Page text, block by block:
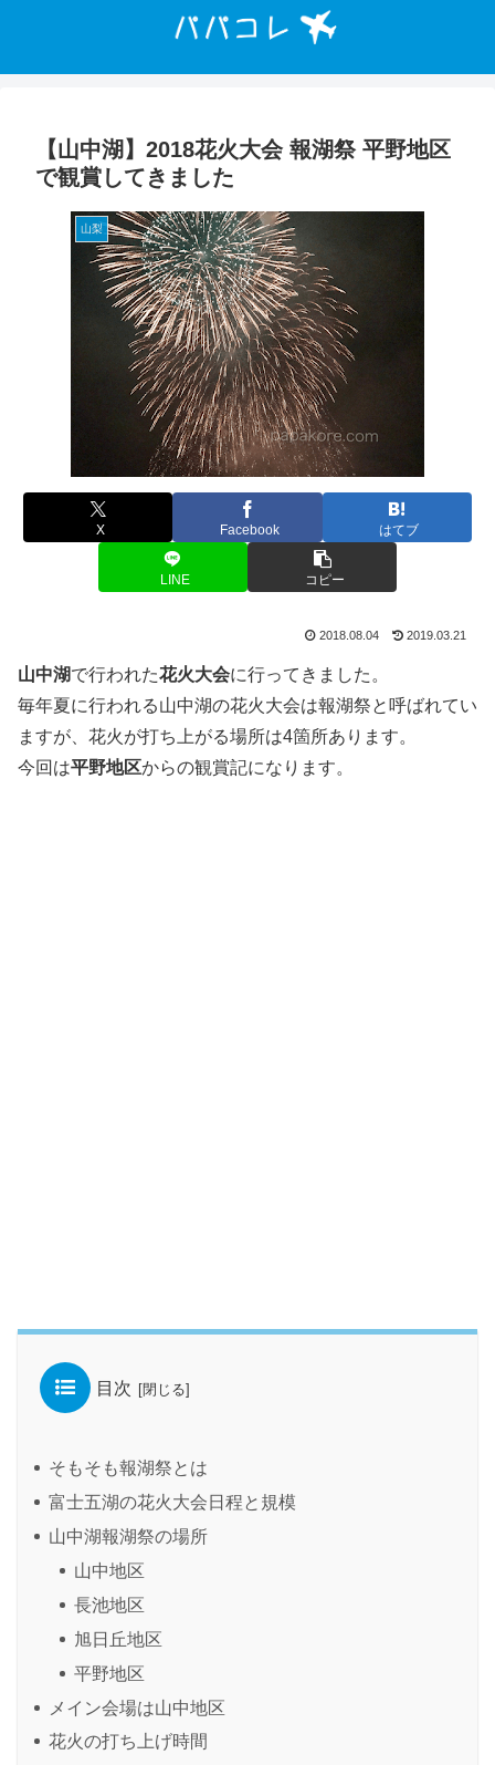
【山中湖】2018花火大会 報湖祭 平野地区
で観賞してきました
山梨
X Facebook はてブ
LINE コピー
2018.08.04 2019.03.21
山中湖で行われた花火大会に行ってきました。
毎年夏に行われる山中湖の花火大会は報湖祭と呼ばれてい
ますが、花火が打ち上がる場所は4箇所あります。
今回は平野地区からの観賞記になります。
目次
そもそも報湖祭とは
富士五湖の花火大会日程と規模
山中湖報湖祭の場所
山中地区
長池地区
旭日丘地区
平野地区
メイン会場は山中地区
花火の打ち上げ時間